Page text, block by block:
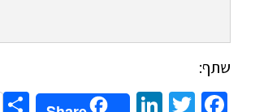
שתף:
Facebook
Twitter
LinkedIn